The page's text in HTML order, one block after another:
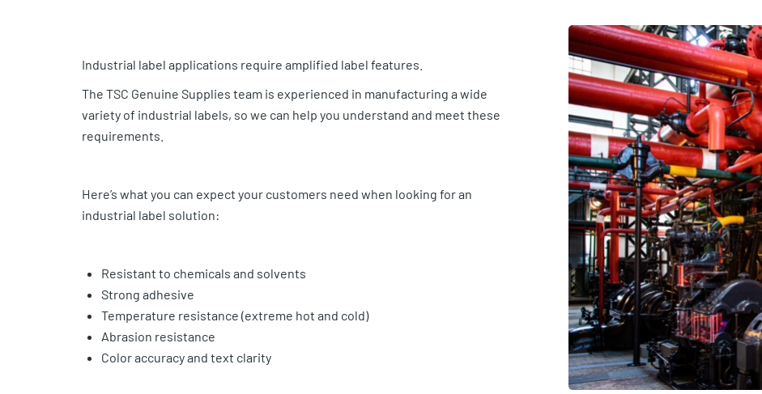
Industrial label applications require amplified label features.
The TSC Genuine Supplies team is experienced in manufacturing a wide
variety of industrial labels, so we can help you understand and meet these
requirements.
Here’s what you can expect your customers need when looking for an
industrial label solution:
Resistant to chemicals and solvents
Strong adhesive
Temperature resistance (extreme hot and cold)
Abrasion resistance
Color accuracy and text clarity